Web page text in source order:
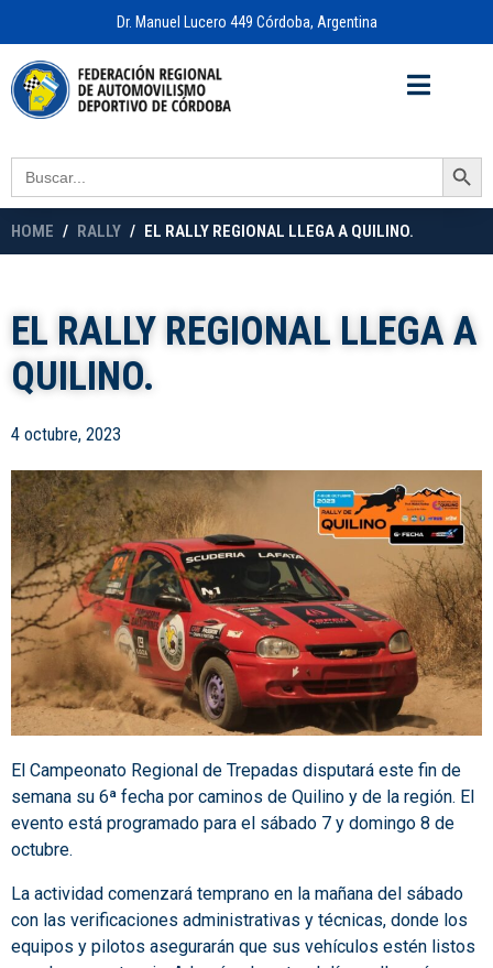
Dr. Manuel Lucero 449 Córdoba, Argentina
Search
for:
Search Button
HOME RALLY EL RALLY REGIONAL LLEGA A QUILINO.
EL RALLY REGIONAL LLEGA A
QUILINO.
4 octubre, 2023
El Campeonato Regional de Trepadas disputará este fin de
semana su 6ª fecha por caminos de Quilino y de la región. El
evento está programado para el sábado 7 y domingo 8 de
octubre.
La actividad comenzará temprano en la mañana del sábado
con las verificaciones administrativas y técnicas, donde los
equipos y pilotos asegurarán que sus vehículos estén listos